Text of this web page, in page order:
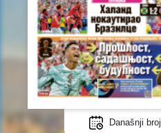
Današnji broj